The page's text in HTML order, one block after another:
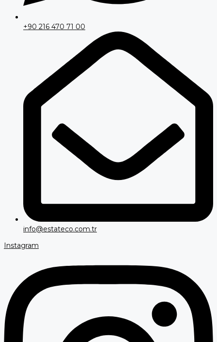
+90 216 470 71 00
info@estateco.com.tr
Instagram